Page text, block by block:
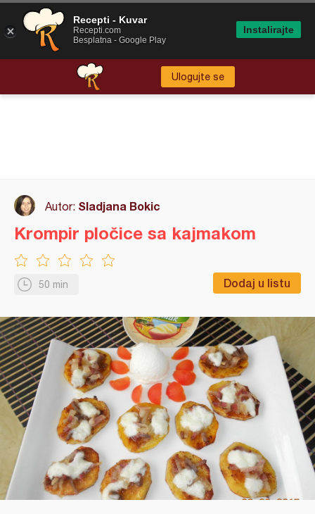
Ulogujte se
Autor: Sladjana Bokic
50 min Dodaj u listu
Krompir pločice sa kajmakom
Recepti - Kuvar
Recepti.com
Besplatna - Google Play
Instalirajte